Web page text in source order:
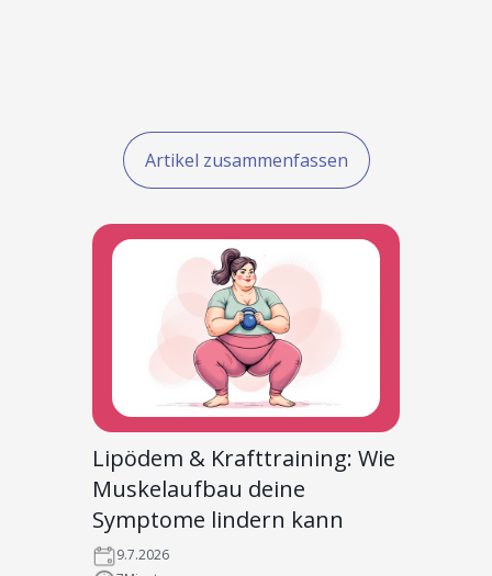
Artikel zusammenfassen
Lipödem & Krafttraining: Wie
Muskelaufbau deine
Symptome lindern kann
9.7.2026